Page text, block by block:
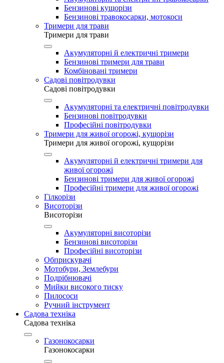
Бензинові кущорізи
Бензинові травокосарки, мотокоси
Тримери для трави
Тримери для трави
Акумуляторні й електричні тримери
Бензинові тримери для трави
Комбіновані тримери
Садові повітродувки
Садові повітродувки
Акумуляторні та електричні повітродувки
Бензинові повітродувки
Професійні повітродувки
Тримери для живої огорожі, кущорізи
Тримери для живої огорожі, кущорізи
Акумуляторні й електричні тримери для
живої огорожі
Бензинові тримери для живої огорожі
Професійні тримери для живої огорожі
Гілкорізи
Висоторізи
Висоторізи
Акумуляторні висоторізи
Бензинові висоторізи
Професійні висоторізи
Обприскувачі
Мотобури, Землебури
Подрібнювачі
Мийки високого тиску
Пилососи
Ручний інструмент
Садова техніка
Садова техніка
Газонокосарки
Газонокосарки